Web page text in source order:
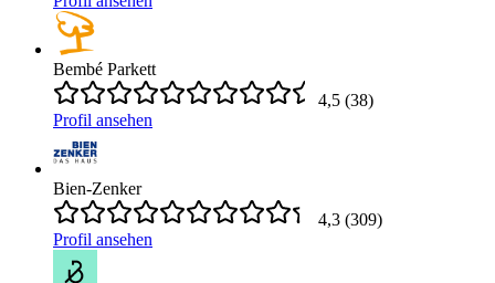
Bembé Parkett
4,5 (38)
Profil ansehen
Bien-Zenker
4,3 (309)
Profil ansehen